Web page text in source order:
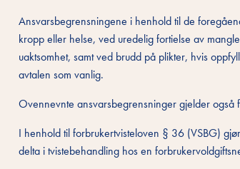
Ansvarsbegrensningene i henhold til de
kropp eller helse, ved uredelig fortielse av
uaktsomhet, samt ved brudd på plikter, hvis
avtalen som vanlig.
Ovennevnte ansvarsbegrensninger gjelder også
I henhold til forbrukertvisteloven § 36 (VSBG)
delta i tvistebehandling hos en